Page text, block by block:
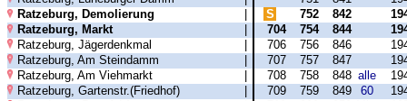
Ratzeburg, Demolierung
S 752 842
Ratzeburg, Markt
704 754 844
Ratzeburg, Jägerdenkmal
706 756 846
Ratzeburg, Am Steindamm
707 757 847
Ratzeburg, Am Viehmarkt
708 758 848 alle
Ratzeburg, Gartenstr.(Friedhof)
| 709 759 849 60